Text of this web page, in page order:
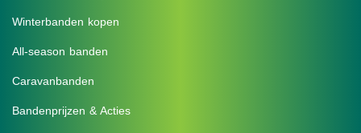
Winterbanden kopen
All-season banden
Caravanbanden
Bandenprijzen & Acties